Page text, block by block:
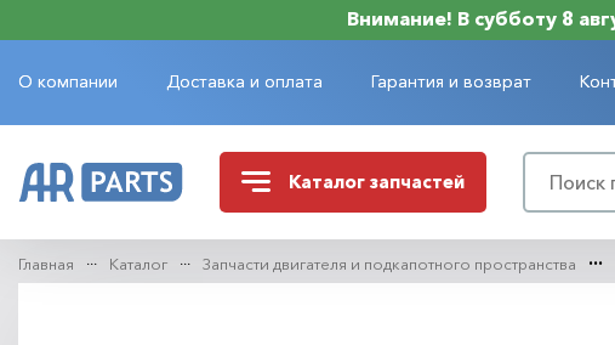
Внимание! В субботу 8
О компании Доставка и оплата Гарантия и возврат
Каталог запчастей
Главная Каталог Запчасти двигателя и подкапотного пространства